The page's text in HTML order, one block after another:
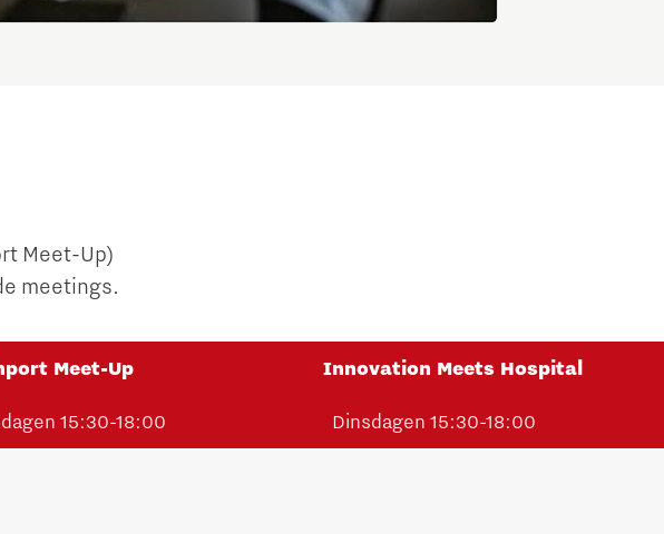
Meet-Up)
meetings.
Meet-Up Innovation Meets Hospital
15:30-18:00 Dinsdagen 15:30-18:00